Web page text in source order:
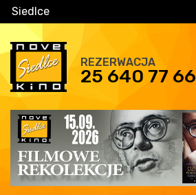
Siedlce
REZERWACJA
25 640 77 66